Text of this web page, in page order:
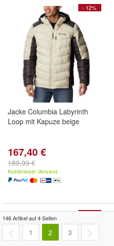
- 12%
Jacke Columbia Labyrinth
Loop mit Kapuze beige
167,40 €
189,99 €
Kostenloser Versand
- 6%
146 Artikel auf 4 Seiten
1 2 3